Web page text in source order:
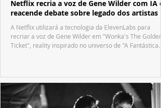
Netflix recria a voz de Gene Wilder com IA e
reacende debate sobre legado dos artistas
A Netflix utilizará a tecnologia da ElevenLabs para
recriar a voz de Gene Wilder em "Wonka's The Golden
Ticket", reality inspirado no universo de "A Fantástica